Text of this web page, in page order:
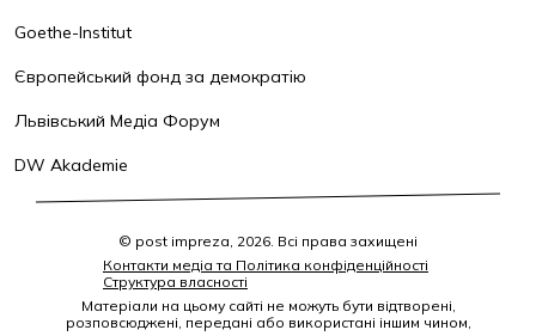
Goethe-Institut
Європейський фонд за демократію
Львівський Медіа Форум
DW Akademie
© post impreza, 2026. Всі права захищені
Контакти медіа та Політика конфіденційності
Структура власності
Матеріали на цьому сайті не можуть бути відтворені,
розповсюджені, передані або використані іншим чином,